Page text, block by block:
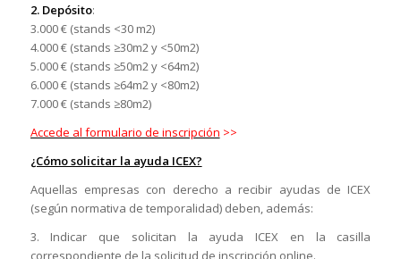
2. Depósito:
3.000 € (stands <30 m2)
4.000 € (stands ≥30m2 y <50m2)
5.000 € (stands ≥50m2 y <64m2)
6.000 € (stands ≥64m2 y <80m2)
7.000 € (stands ≥80m2)
Accede al formulario de inscripción >>
¿Cómo solicitar la ayuda ICEX?
Aquellas empresas con derecho a recibir ayudas de ICEX
(según normativa de temporalidad) deben, además:
3. Indicar que solicitan la ayuda ICEX en la casilla
correspondiente de la solicitud de inscripción online.